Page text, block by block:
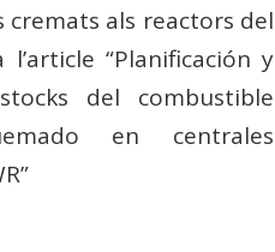
cremats als reactors del
l’article “Planificación y
del combustible
en centrales